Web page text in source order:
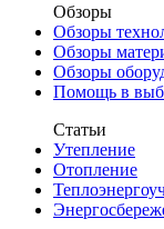
Обзоры
Обзоры
Обзоры
Обзоры
Помощь в
Статьи
Утепление
Отопление